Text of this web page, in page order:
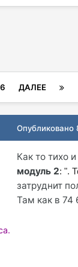
6 ДАЛЕЕ
Опубликовано
Как то тихо
модуль 2: ".
затруднит
Там как в 74